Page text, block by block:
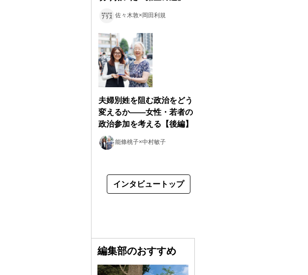
佐々木敦×岡田利規
夫婦別姓を阻む政治をどう
変えるか――女性・若者の
政治参加を考える【後編】
能條桃子×中村敏子
インタビュートップ
編集部のおすすめ